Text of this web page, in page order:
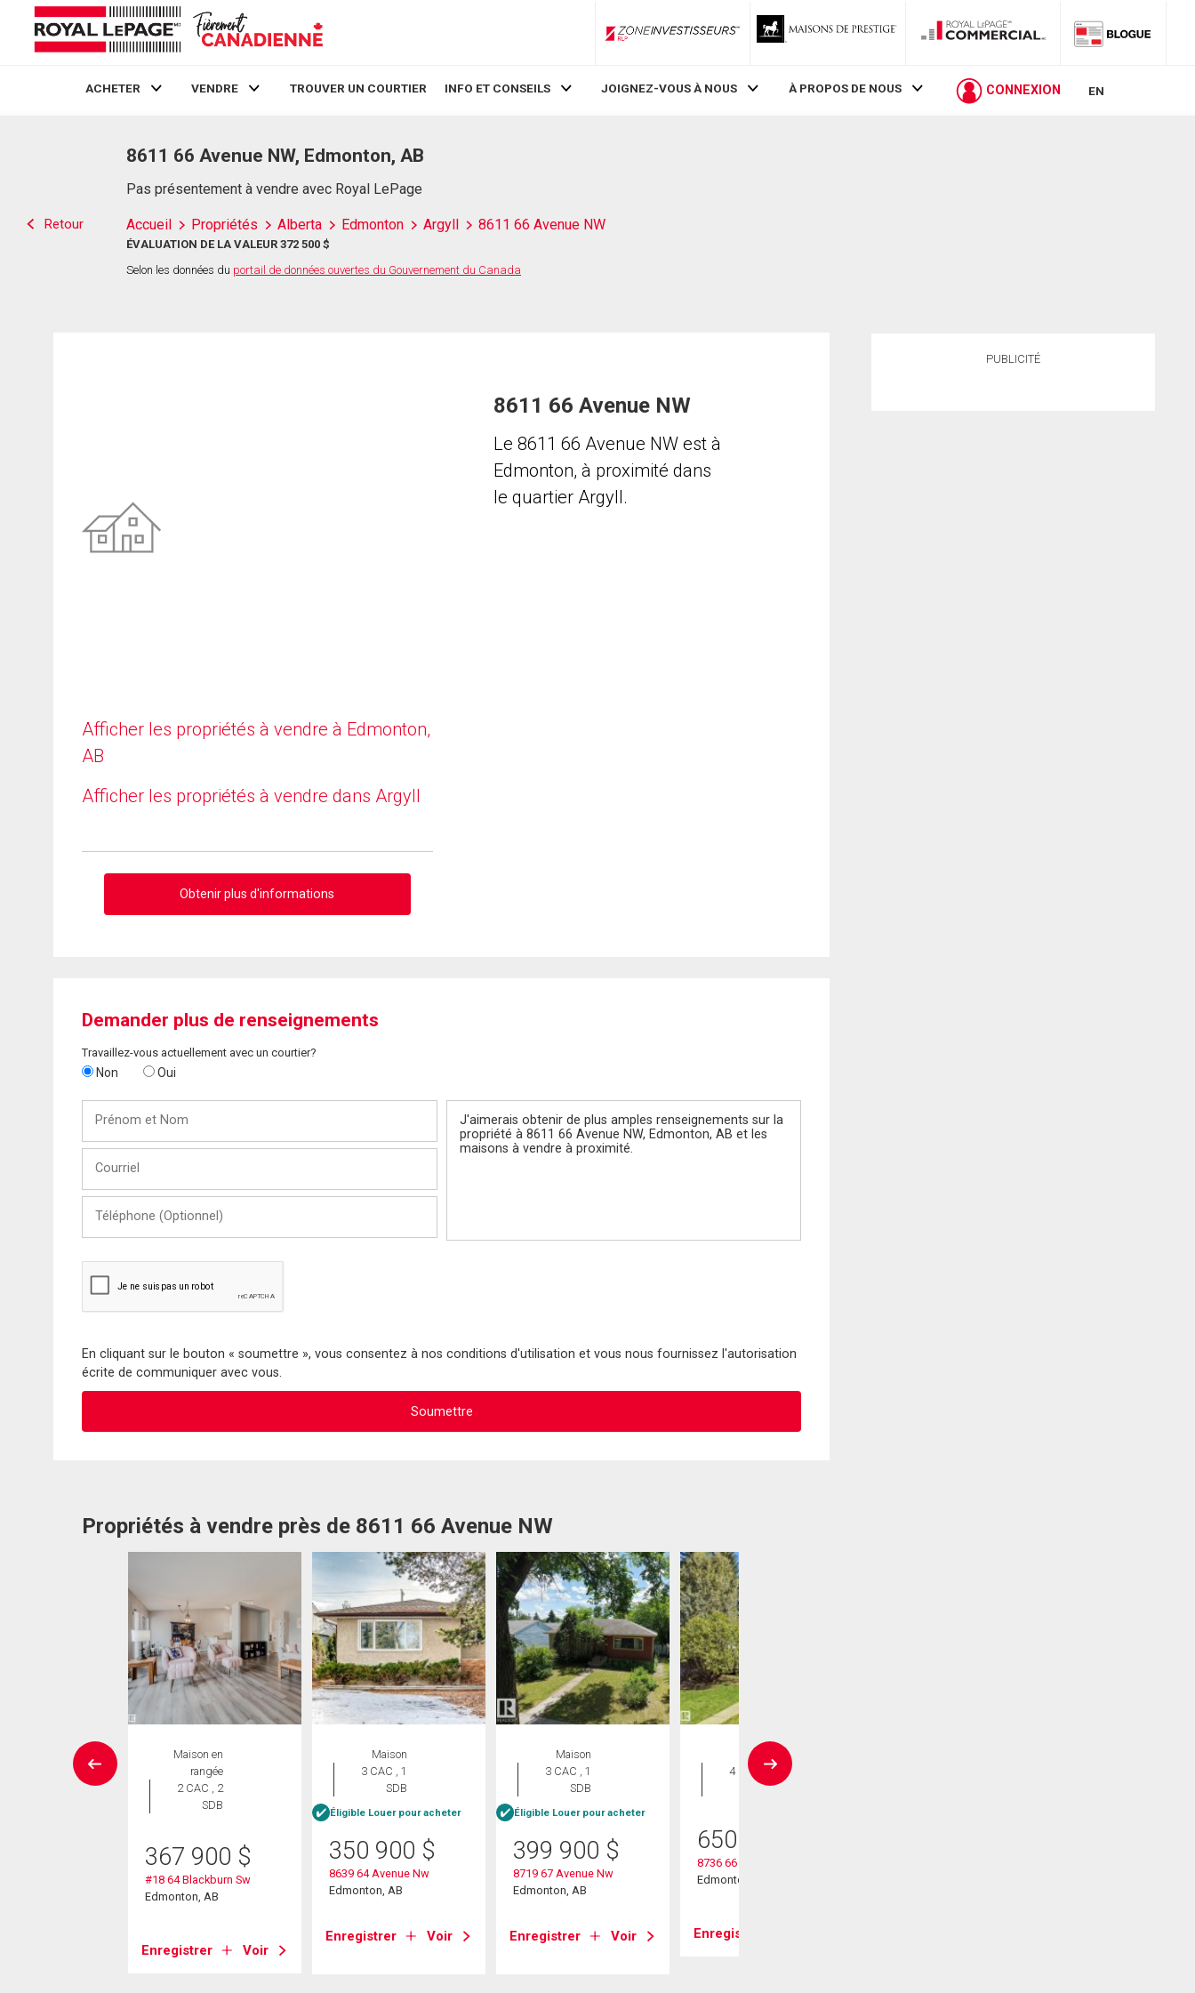
ZoneInvestisseurs RLP
ACHETER VENDRE TROUVER UN COURTIER INFO ET CONSEILS JOIGNEZ-VOUS À NOUS À PROPOS DE NOUS CONNEXION EN
Retour
8611 66 Avenue NW, Edmonton, AB
Pas présentement à vendre avec Royal LePage
Accueil Propriétés Alberta Edmonton Argyll 8611 66 Avenue NW
ÉVALUATION DE LA VALEUR 372 500 $
Selon les données du portail de données ouvertes du Gouvernement du Canada
Afficher les propriétés à vendre à Edmonton,
AB
Afficher les propriétés à vendre dans Argyll
Obtenir plus d'informations
8611 66 Avenue NW
Le 8611 66 Avenue NW est à
Edmonton, à proximité dans
le quartier Argyll.
Demander plus de renseignements
Travaillez-vous actuellement avec un courtier?
Non Oui
Nom
(Optionnel)
En cliquant sur le bouton « soumettre », vous consentez à nos conditions d'utilisation et vous nous fournissez l'autorisation
écrite de communiquer avec vous.
Propriétés à vendre près de 8611 66 Avenue NW
Maison en
rangée
2 CAC , 2
SDB
367 900 $
#18 64 Blackburn Sw
Edmonton, AB
Enregistrer Voir
Maison
3 CAC , 1
SDB
Éligible Louer pour acheter
350 900 $
8639 64 Avenue Nw
Edmonton, AB
Enregistrer Voir
Maison
3 CAC , 1
SDB
Éligible Louer pour acheter
399 900 $
8719 67 Avenue Nw
Edmonton, AB
Enregistrer Voir
Maison
4 CAC , 3
SDB
650 000
8736 66 Avenue Nw
Edmonton, AB
Enregistrer
PUBLICITÉ